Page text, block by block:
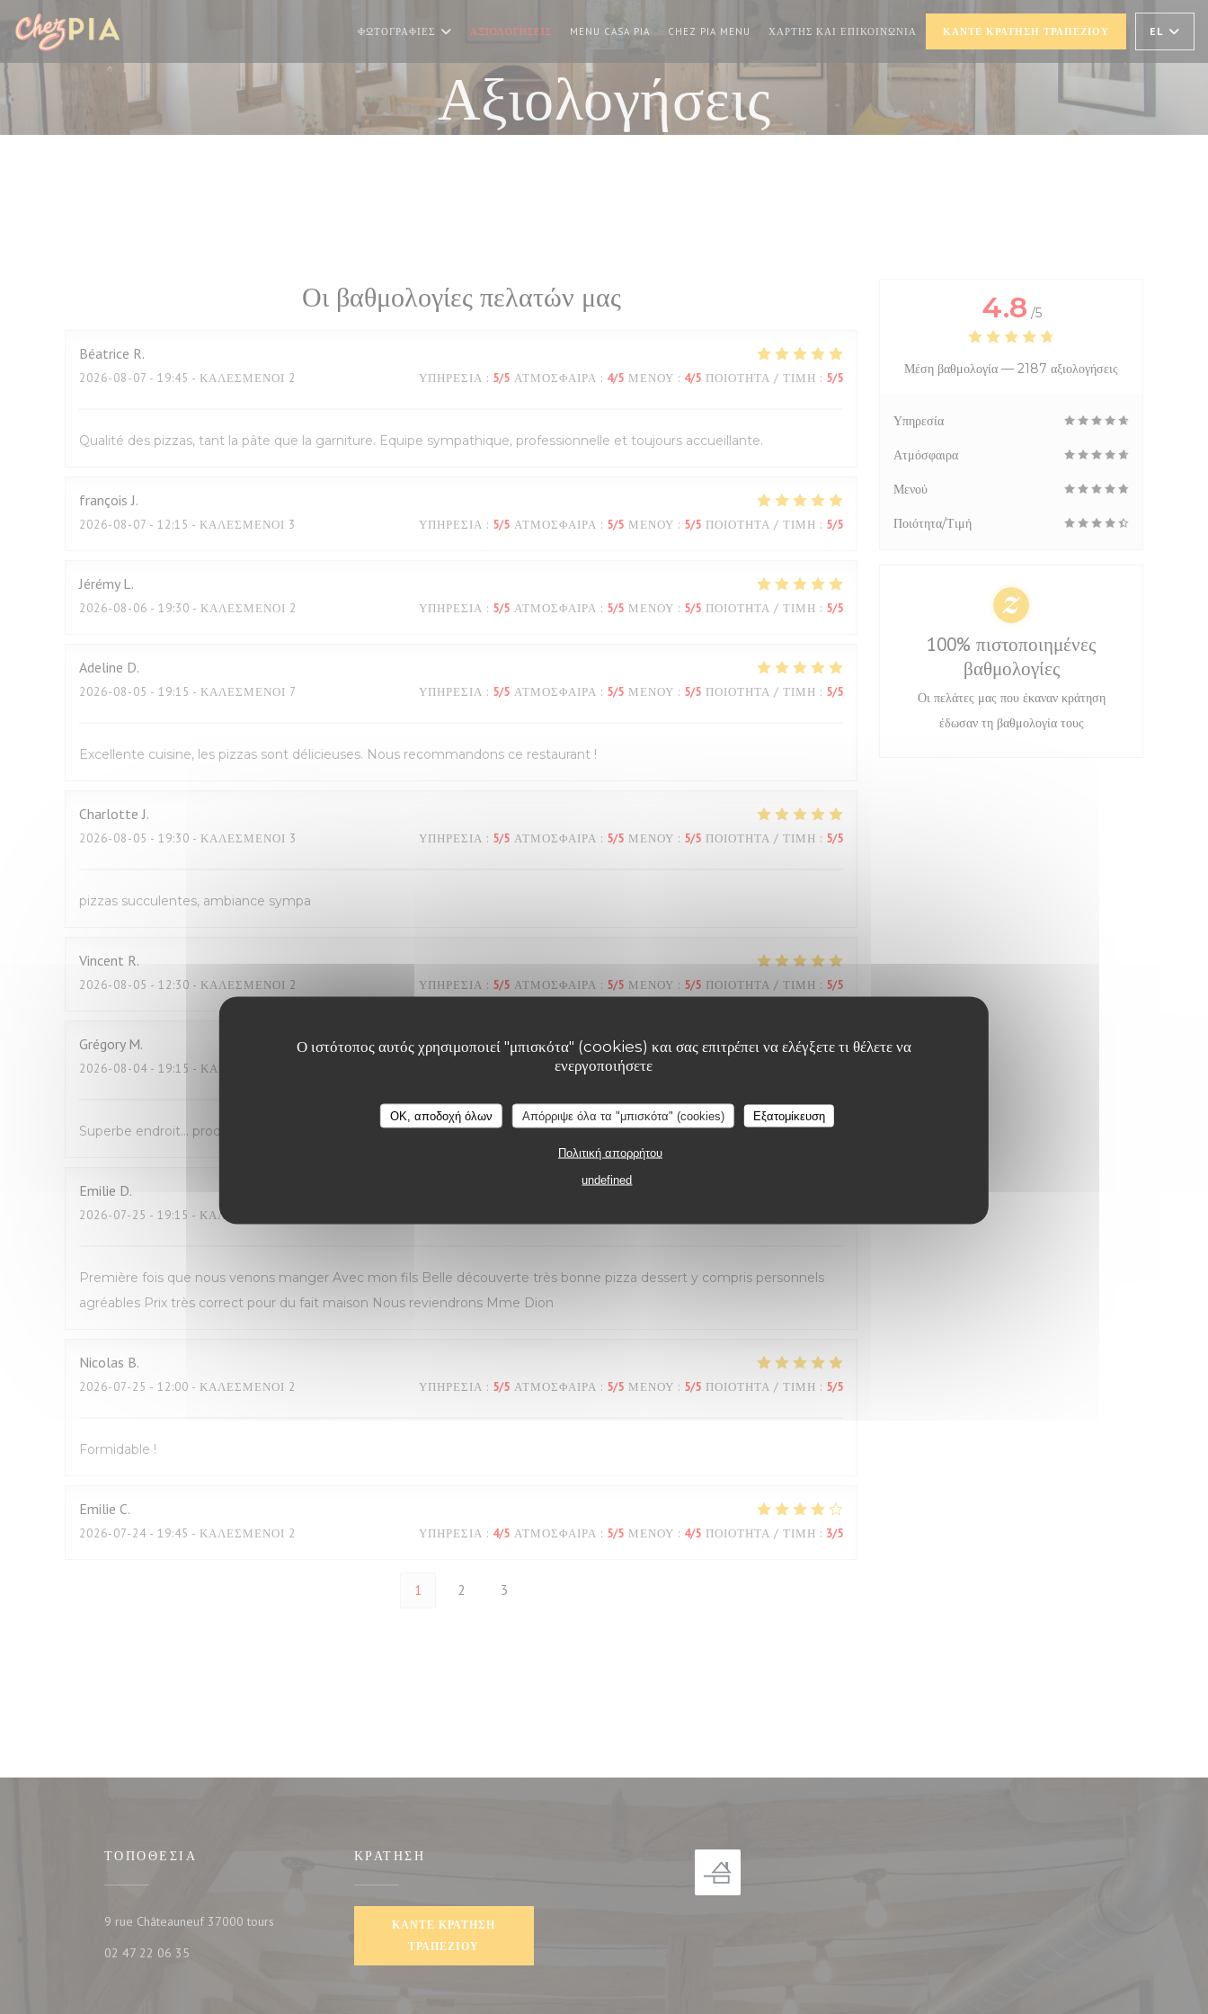
Πίνακας διαχείρισης "Μπισκότων" (Cookies)
Ο ιστότοπος αυτός χρησιμοποιεί "μπισκότα" (cookies) και σας επιτρέπει να ελέγξετε τι θέλετε να
ενεργοποιήσετε
OK, αποδοχή όλων Απόρριψε όλα τα "μπισκότα" (cookies) Εξατομίκευση
Πολιτική απορρήτου
undefined
ΦΩΤΟΓΡΑΦΊΕΣ ΑΞΙΟΛΟΓΉΣΕΙΣ MENU CASA PIA ((ΑΝΟΊΓΕΙ ΣΕ ΝΈΟ ΠΑΡΆΘΥΡΟ))
CHEZ PIA MENU ((ΑΝΟΊΓΕΙ ΣΕ ΝΈΟ ΠΑΡΆΘΥΡΟ))
ΧΆΡΤΗΣ ΚΑΙ ΕΠΙΚΟΙΝΩΝΊΑ ΚΆΝΤΕ ΚΡΆΤΗΣΗ ΤΡΑΠΕΖΙΟΎ EL
Αξιολογήσεις
Οι βαθμολογίες πελατών μας
Béatrice R
2026-08-07 - 19:45 - ΚΑΛΕΣΜΈΝΟΙ 2 ΥΠΗΡΕΣΊΑ : 5/5 ΑΤΜΌΣΦΑΙΡΑ : 4/5 ΜΕΝΟΎ : 4/5 ΠΟΙΌΤΗΤΑ / ΤΙΜΉ : 5/5
Qualité des pizzas, tant la pâte que la garniture. Equipe sympathique, professionnelle et toujours accueillante.
françois J
2026-08-07 - 12:15 - ΚΑΛΕΣΜΈΝΟΙ 3 ΥΠΗΡΕΣΊΑ : 5/5 ΑΤΜΌΣΦΑΙΡΑ : 5/5 ΜΕΝΟΎ : 5/5 ΠΟΙΌΤΗΤΑ / ΤΙΜΉ : 5/5
Jérémy L
2026-08-06 - 19:30 - ΚΑΛΕΣΜΈΝΟΙ 2 ΥΠΗΡΕΣΊΑ : 5/5 ΑΤΜΌΣΦΑΙΡΑ : 5/5 ΜΕΝΟΎ : 5/5 ΠΟΙΌΤΗΤΑ / ΤΙΜΉ : 5/5
Adeline D
2026-08-05 - 19:15 - ΚΑΛΕΣΜΈΝΟΙ 7 ΥΠΗΡΕΣΊΑ : 5/5 ΑΤΜΌΣΦΑΙΡΑ : 5/5 ΜΕΝΟΎ : 5/5 ΠΟΙΌΤΗΤΑ / ΤΙΜΉ : 5/5
Excellente cuisine, les pizzas sont délicieuses. Nous recommandons ce restaurant !
Charlotte J
2026-08-05 - 19:30 - ΚΑΛΕΣΜΈΝΟΙ 3 ΥΠΗΡΕΣΊΑ : 5/5 ΑΤΜΌΣΦΑΙΡΑ : 5/5 ΜΕΝΟΎ : 5/5 ΠΟΙΌΤΗΤΑ / ΤΙΜΉ : 5/5
pizzas succulentes, ambiance sympa
Vincent R
2026-08-05 - 12:30 - ΚΑΛΕΣΜΈΝΟΙ 2 ΥΠΗΡΕΣΊΑ : 5/5 ΑΤΜΌΣΦΑΙΡΑ : 5/5 ΜΕΝΟΎ : 5/5 ΠΟΙΌΤΗΤΑ / ΤΙΜΉ : 5/5
Grégory M
2026-08-04 - 19:15 - ΚΑΛΕΣΜΈΝΟΙ 4 ΑΤΜΌΣΦΑΙΡΑ: 5/5 ΜΕΝΟΎ
Superbe endroit… produit d’excellente qualité , copieux… service agréable… tout est parfait!
Emilie D
2026-07-25 - 19:15 - ΚΑΛΕΣΜΈΝΟΙ 2
Première fois que nous venons manger Avec mon fils Belle découverte très bonne pizza dessert y compris personnels
agréables Prix très correct pour du fait maison Nous reviendrons Mme Dion
Nicolas B
2026-07-25 - 12:00 - ΚΑΛΕΣΜΈΝΟΙ 2 ΥΠΗΡΕΣΊΑ : 5/5 ΑΤΜΌΣΦΑΙΡΑ : 5/5 ΜΕΝΟΎ : 5/5 ΠΟΙΌΤΗΤΑ / ΤΙΜΉ : 5/5
Formidable !
Emilie C
2026-07-24 - 19:45 - ΚΑΛΕΣΜΈΝΟΙ 2 ΥΠΗΡΕΣΊΑ : 4/5 ΑΤΜΌΣΦΑΙΡΑ : 5/5 ΜΕΝΟΎ : 4/5 ΠΟΙΌΤΗΤΑ / ΤΙΜΉ : 3/5
1 2 3
4.8 /5
Μέση βαθμολογία — 2187 αξιολογήσεις
Υπηρεσία
Ατμόσφαιρα
Μενού
Ποιότητα/Τιμή
100% πιστοποιημένες
βαθμολογίες
Οι πελάτες μας που έκαναν κράτηση
έδωσαν τη βαθμολογία τους
ΤΟΠΟΘΕΣΊΑ
9 rue Châteauneuf 37000 tours((ανοίγει σε νέο παράθυρο))
02 47 22 06 35
ΚΡΆΤΗΣΗ
ΚΆΝΤΕ ΚΡΆΤΗΣΗ
ΤΡΑΠΕΖΙΟΎ